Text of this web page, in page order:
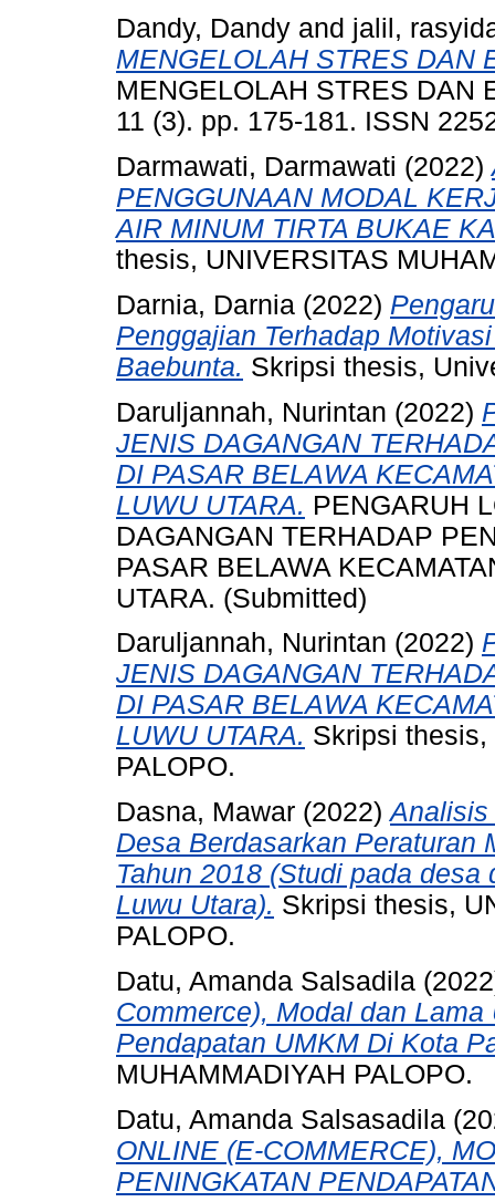
Dandy, Dandy and jalil,
MENGELOLAH STRES DAN
MENGELOLAH STRES DAN
11 (3). pp. 175-181. ISSN
Darmawati, Darmawati (2022)
PENGGUNAAN MODAL
AIR MINUM TIRTA BUKAE
thesis, UNIVERSITAS
Darnia, Darnia (2022)
Penggajian Terhadap
Baebunta. Skripsi thesis,
Daruljannah, Nurintan (2022)
JENIS DAGANGAN
DI PASAR BELAWA
LUWU UTARA. PENGARUH
DAGANGAN TERHADAP
PASAR BELAWA
UTARA. (Submitted)
Daruljannah, Nurintan (2022)
JENIS DAGANGAN
DI PASAR BELAWA
LUWU UTARA. Skripsi thesis,
PALOPO.
Dasna, Mawar (2022)Analisis
Desa Berdasarkan Peraturan
Tahun 2018 (Studi pada
Luwu Utara). Skripsi thesis,
PALOPO.
Datu, Amanda Salsadila
Commerce), Modal dan
Pendapatan UMKM Di Kota
MUHAMMADIYAH PALOPO.
Datu, Amanda Salsasadila
ONLINE (E-COMMERCE),
PENINGKATAN